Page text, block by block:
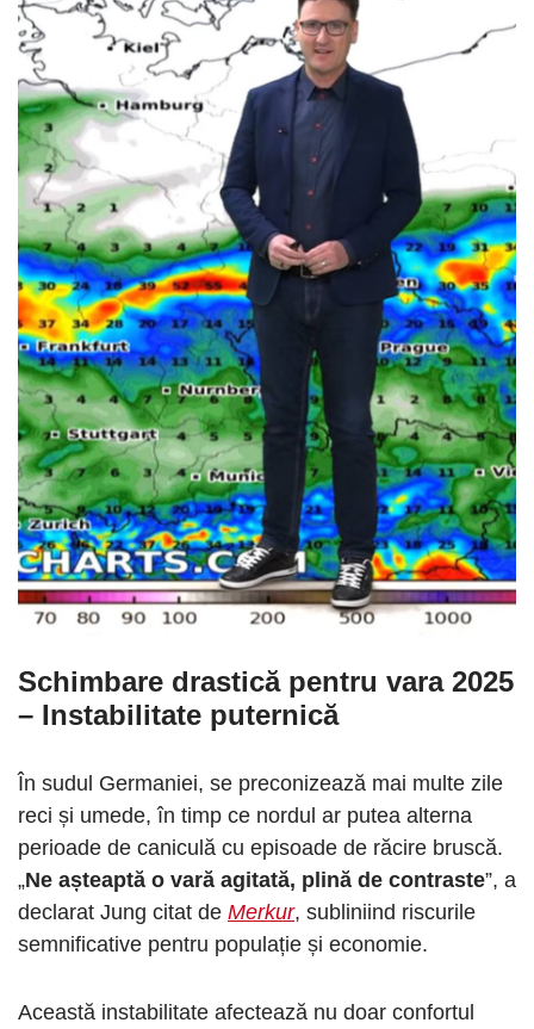
Schimbare drastică pentru vara 2025
– Instabilitate puternică
În sudul Germaniei, se preconizează mai multe zile
reci și umede, în timp ce nordul ar putea alterna
perioade de caniculă cu episoade de răcire bruscă.
„Ne așteaptă o vară agitată, plină de contraste”, a
declarat Jung citat de Merkur, subliniind riscurile
semnificative pentru populație și economie.
Această instabilitate afectează nu doar confortul